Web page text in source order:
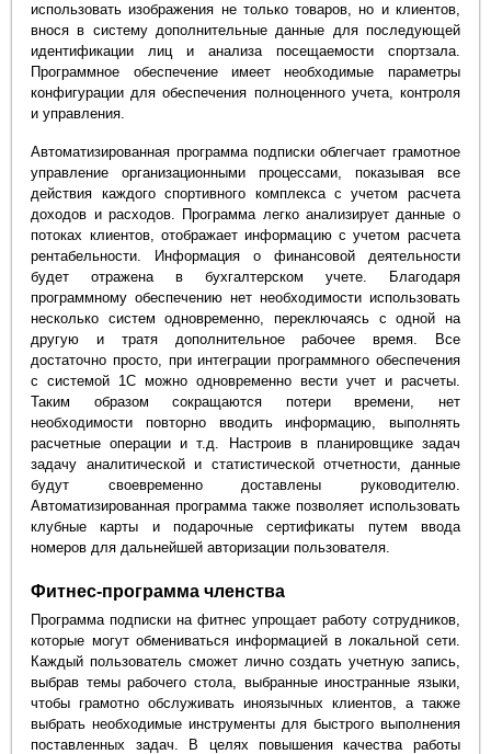
использовать изображения не только товаров, но и клиентов,
внося в систему дополнительные данные для последующей
идентификации лиц и анализа посещаемости спортзала.
Программное обеспечение имеет необходимые параметры
конфигурации для обеспечения полноценного учета, контроля
и управления.
Автоматизированная программа подписки облегчает грамотное
управление организационными процессами, показывая все
действия каждого спортивного комплекса с учетом расчета
доходов и расходов. Программа легко анализирует данные о
потоках клиентов, отображает информацию с учетом расчета
рентабельности. Информация о финансовой деятельности
будет отражена в бухгалтерском учете. Благодаря
программному обеспечению нет необходимости использовать
несколько систем одновременно, переключаясь с одной на
другую и тратя дополнительное рабочее время. Все
достаточно просто, при интеграции программного обеспечения
с системой 1С можно одновременно вести учет и расчеты.
Таким образом сокращаются потери времени, нет
необходимости повторно вводить информацию, выполнять
расчетные операции и т.д. Настроив в планировщике задач
задачу аналитической и статистической отчетности, данные
будут своевременно доставлены руководителю.
Автоматизированная программа также позволяет использовать
клубные карты и подарочные сертификаты путем ввода
номеров для дальнейшей авторизации пользователя.
Фитнес-программа членства
Программа подписки на фитнес упрощает работу сотрудников,
которые могут обмениваться информацией в локальной сети.
Каждый пользователь сможет лично создать учетную запись,
выбрав темы рабочего стола, выбранные иностранные языки,
чтобы грамотно обслуживать иноязычных клиентов, а также
выбрать необходимые инструменты для быстрого выполнения
поставленных задач. В целях повышения качества работы